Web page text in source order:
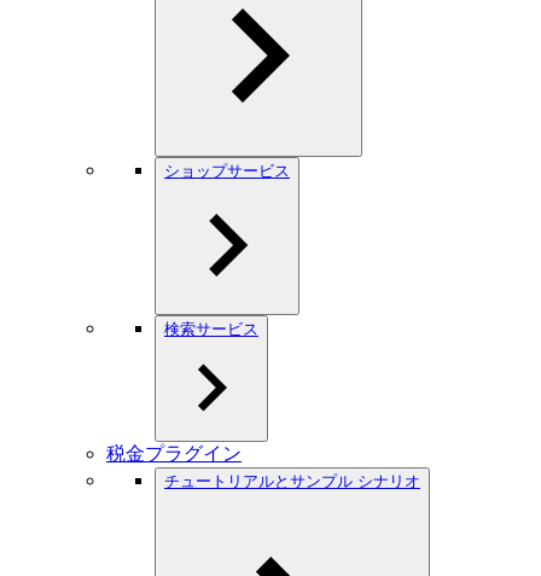
ショップサービス
検索サービス
税金プラグイン
チュートリアルとサンプル シナリオ